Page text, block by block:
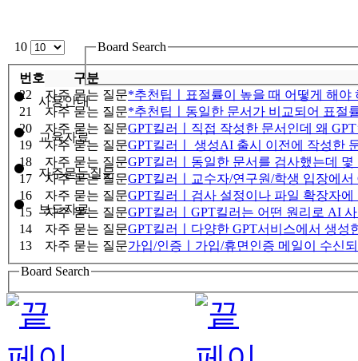
10
사용안내
교육자료
자주묻는질문
보도자료
Board Search
번호
구분
22
자주 묻는 질문*추천팁ㅣ표절률이 높을 때 어떻게 해야
21
자주 묻는 질문*추천팁ㅣ동일한 문서가 비교되어 표절
20
자주 묻는 질문GPT킬러ㅣ직접 작성한 문서인데 왜
19
자주 묻는 질문GPT킬러ㅣ 생성AI 출시 이전에 작성한
18
자주 묻는 질문GPT킬러ㅣ동일한 문서를 검사했는데
17
자주 묻는 질문GPT킬러ㅣ교수자/연구원/학생 입장에
16
자주 묻는 질문GPT킬러ㅣ검사 설정이나 파일 확장자
15
자주 묻는 질문GPT킬러ㅣGPT킬러는 어떤 원리로 AI
14
자주 묻는 질문GPT킬러ㅣ다양한 GPT서비스에서 생성
13
자주 묻는 질문가입/인증ㅣ가입/휴면인증 메일이 수신
Board Search